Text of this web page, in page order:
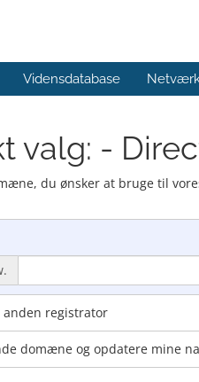
Vidensdatabase
valg: -
du ønsker at bruge til
registrator
domæne og opdatere mine